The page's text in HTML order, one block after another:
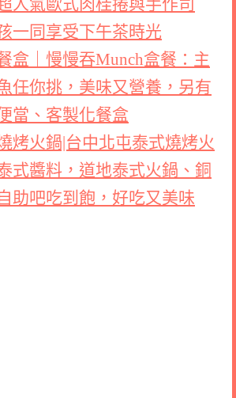
人氣歐式肉桂捲與手作司
一同享受下午茶時光
盒｜慢慢吞Munch盒餐：主
任你挑，美味又營養，另有
當、客製化餐盒
烤火鍋|台中北屯泰式燒烤火
式醬料，道地泰式火鍋、銅
助吧吃到飽，好吃又美味